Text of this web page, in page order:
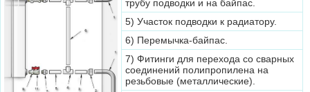
трубу подводки и на байпас.
5) Участок подводки к радиатору.
6) Перемычка-байпас.
7) Фитинги для перехода со сварных
соединений полипропилена на
резьбовые (металлические).